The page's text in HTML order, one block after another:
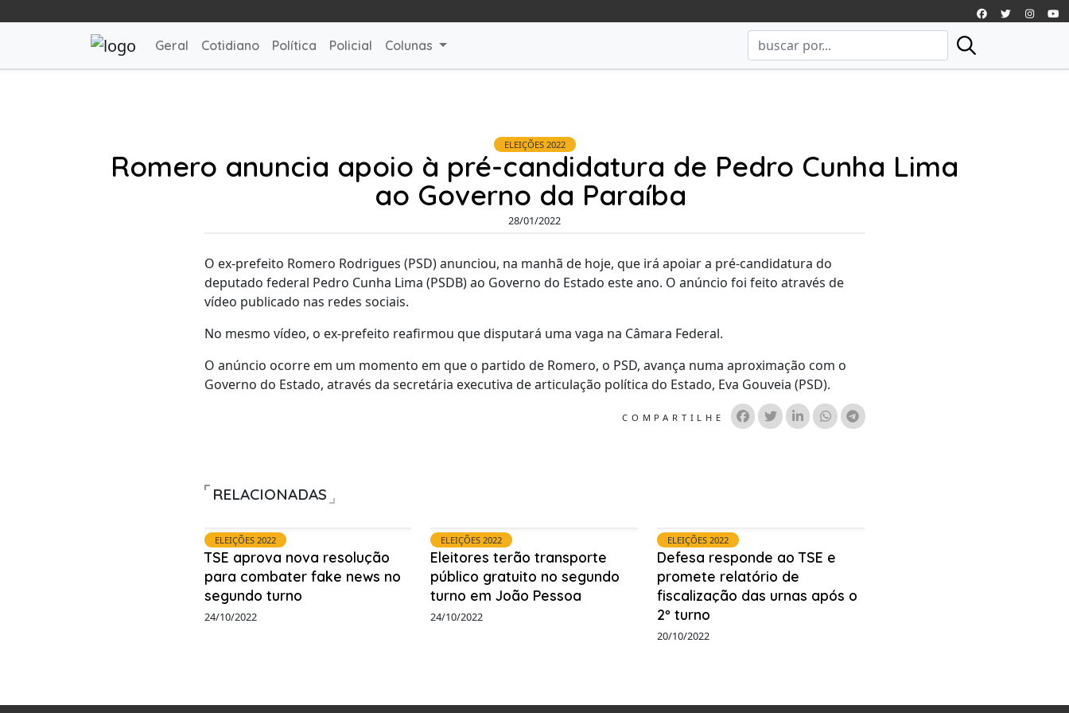
Geral Cotidiano Política Policial Colunas
ELEIÇÕES 2022
Romero anuncia apoio à pré-candidatura de Pedro Cunha Lima
ao Governo da Paraíba
28/01/2022
O ex-prefeito Romero Rodrigues (PSD) anunciou, na manhã de hoje, que irá apoiar a pré-candidatura do
deputado federal Pedro Cunha Lima (PSDB) ao Governo do Estado este ano. O anúncio foi feito através de
vídeo publicado nas redes sociais.
No mesmo vídeo, o ex-prefeito reafirmou que disputará uma vaga na Câmara Federal.
O anúncio ocorre em um momento em que o partido de Romero, o PSD, avança numa aproximação com o
Governo do Estado, através da secretária executiva de articulação política do Estado, Eva Gouveia (PSD).
COMPARTILHE
RELACIONADAS
ELEIÇÕES 2022
TSE aprova nova resolução
para combater fake news no
segundo turno
24/10/2022
ELEIÇÕES 2022
Eleitores terão transporte
público gratuito no segundo
turno em João Pessoa
24/10/2022
ELEIÇÕES 2022
Defesa responde ao TSE e
promete relatório de
fiscalização das urnas após o
2º turno
20/10/2022